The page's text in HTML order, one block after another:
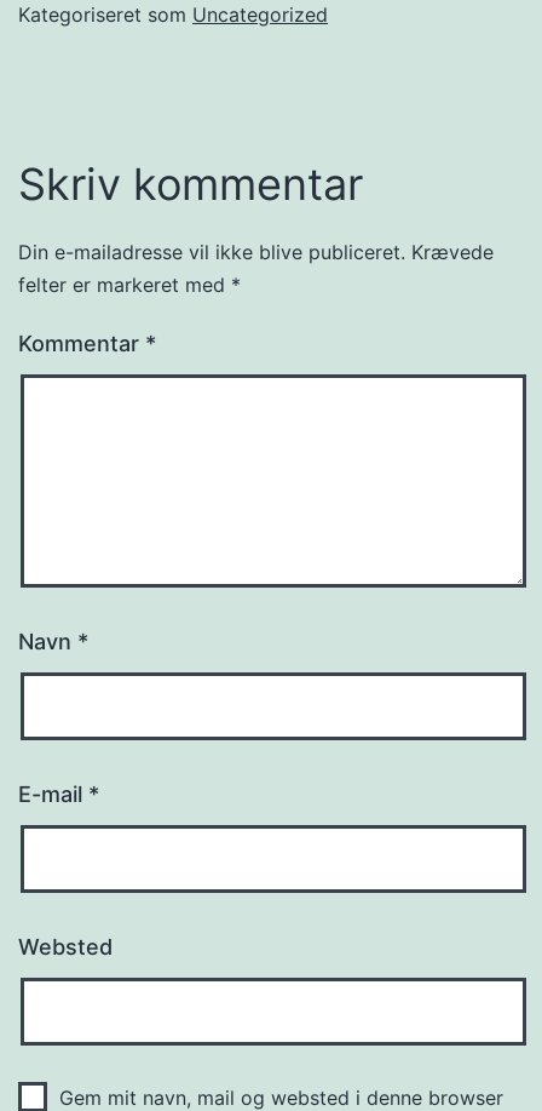
Kategoriseret som Uncategorized
Skriv kommentar
Din e-mailadresse vil ikke blive publiceret. Krævede
felter er markeret med *
Kommentar *
Navn *
E-mail *
Websted
Gem mit navn, mail og websted i denne browser